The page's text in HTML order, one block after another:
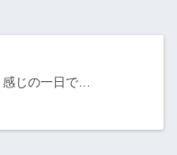
感じの一日で…